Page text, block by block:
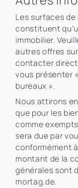
Les surfaces
constituent
immobilier.
autres offres
contacter
vous présenter
bureaux ».
Nous attirons
que pour les
comme
sera due par
conformément
montant de la
générales sont
mortag.de.